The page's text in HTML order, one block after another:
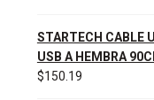
STARTECH CABLE
USB A HEMBRA
$150.19